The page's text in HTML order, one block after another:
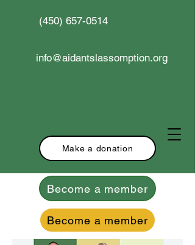
Become a member
Become a member
(450) 657-0514
info@aidantslassomption.org
Make a donation